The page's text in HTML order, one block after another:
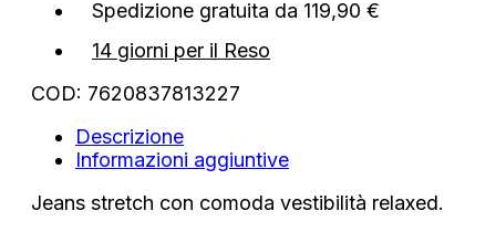
Spedizione gratuita da 119,90 €
14 giorni per il Reso
COD: 7620837813227
Descrizione
Informazioni aggiuntive
Jeans stretch con comoda vestibilità relaxed.